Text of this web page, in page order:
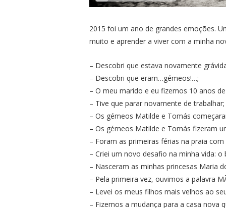
2015 foi um ano de grandes emoções.
muito e aprender a viver com a minha
– Descobri que estava novamente
– Descobri que eram…gémeos!…;
– O meu marido e eu fizemos 10 anos
– Tive que parar novamente de trabalhar;
– Os gémeos Matilde e Tomás
– Os gémeos Matilde e Tomás fizeram
– Foram as primeiras férias na praia
– Criei um novo desafio na minha vida: o
– Nasceram as minhas princesas Maria
– Pela primeira vez, ouvimos a palavra
– Levei os meus filhos mais velhos ao
– Fizemos a mudança para a casa nova